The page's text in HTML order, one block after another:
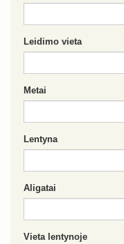
Leidimo vieta
Metai
Lentyna
Aligatai
Vieta lentynoje